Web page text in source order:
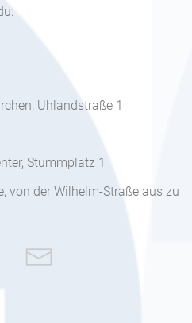
Uhlandstraße 1
Stummplatz 1
von der Wilhelm-Straße aus zu